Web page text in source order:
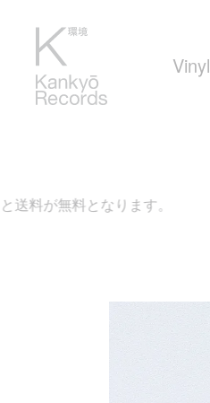
Vinyl
ります。